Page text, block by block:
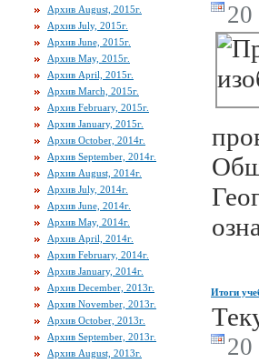
Архив August, 2015г.
Архив July, 2015г.
Архив June, 2015г.
Архив May, 2015г.
Архив April, 2015г.
Архив March, 2015г.
Архив February, 2015г.
Архив January, 2015г.
Архив October, 2014г.
Архив September, 2014г.
Архив August, 2014г.
Архив July, 2014г.
Архив June, 2014г.
Архив May, 2014г.
Архив April, 2014г.
Архив February, 2014г.
Архив January, 2014г.
Архив December, 2013г.
Архив November, 2013г.
Архив October, 2013г.
Архив September, 2013г.
Архив August, 2013г.
20
Итоги
20